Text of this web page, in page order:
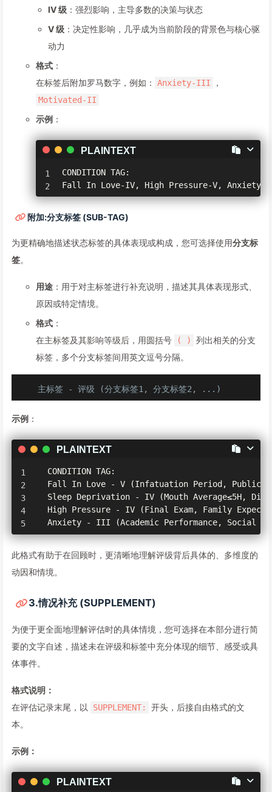
IV 级 ：强烈影响，主导多数的决策与状态
V 级 ：决定性影响，几乎成为当前阶段的背景色与核心驱
动力
格式 ：
在标签后附加罗马数字，例如：
Anxiety-III ，
Motivated-II
示例 ：
CONDITION TAG:
Fall In Love-IV, High Pressure-V,
PLAINTEXT
附加:分支标签 (SUB-TAG)
为更精确地描述状态标签的具体表现或构成，您可选择使用分支标
签。
用途 ：用于对主标签进行补充说明，描述其具体表现形式、
原因或特定情境。
格式 ：
在主标签及其影响等级后，用圆括号
( )
列出相关的分支
标签，多个分支标签间用英文逗号分隔。
主标签 - 评级 (分支标签1, 分支标签2, ...)
示例 ：
  CONDITION TAG:
Fall In Love - V (Infatuation Period, Public
Sleep Deprivation - IV (Mouth Average≤5H,
High Pressure - IV (Final Exam, Family
Anxiety - III (Academic Performance, Social
PLAINTEXT
此格式有助于在回顾时，更清晰地理解评级背后具体的、多维度的
动因和情境。
3.情况补充 (SUPPLEMENT)
为便于更全面地理解评估时的具体情境，您可选择在本部分进行简
要的文字自述，描述未在评级和标签中充分体现的细节、感受或具
体事件。
格式说明：
在评估记录末尾，以
SUPPLEMENT:
开头，后接自由格式的文
本。
示例：
PLAINTEXT